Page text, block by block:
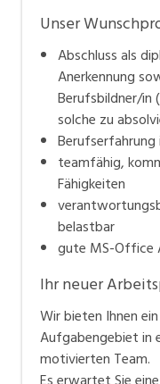
Unser
Abschluss als
Anerkennung
Berufsbildner/in
solche zu
teamfähig,
Fähigkeiten
belastbar
gute MS-Office
Ihr neuer
Wir bieten Ihnen
Aufgabengebiet in
motivierten Team.